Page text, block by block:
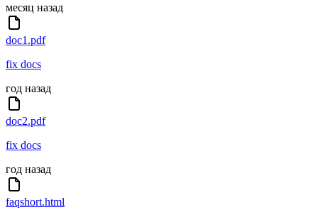
месяц назад
doc1.pdf
fix docs
год назад
doc2.pdf
fix docs
год назад
faqshort.html